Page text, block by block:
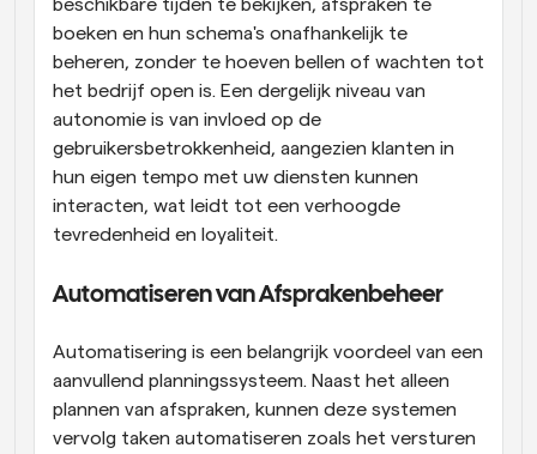
beschikbare tijden te bekijken, afspraken te
boeken en hun schema's onafhankelijk te
beheren, zonder te hoeven bellen of wachten tot
het bedrijf open is. Een dergelijk niveau van
autonomie is van invloed op de
gebruikersbetrokkenheid, aangezien klanten in
hun eigen tempo met uw diensten kunnen
interacten, wat leidt tot een verhoogde
tevredenheid en loyaliteit.
Automatiseren van Afsprakenbeheer
Automatisering is een belangrijk voordeel van een
aanvullend planningssysteem. Naast het alleen
plannen van afspraken, kunnen deze systemen
vervolg taken automatiseren zoals het versturen